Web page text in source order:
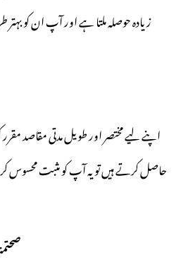
زیادہ حوصلہ ملتا ہے اور آپ ان کو
اپنے لیے مختصر اور طویل مدتی مقاصد
حاصل کرتے ہیں تو یہ آپ کو مثبت محسوس